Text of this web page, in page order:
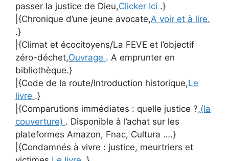
passer la justice de Dieu,Clicker Ici .}
|{Chronique d’une jeune avocate,A voir et à lire.
.}
|{Climat et écocitoyens/La FEVE et l’objectif
zéro-déchet,Ouvrage . A emprunter en
bibliothèque.}
|{Code de la route/Introduction historique,Le
livre .}
|{Comparutions immédiates : quelle justice ?,(la
couverture) . Disponible à l’achat sur les
plateformes Amazon, Fnac, Cultura ….}
|{Condamnés à vivre : justice, meurtriers et